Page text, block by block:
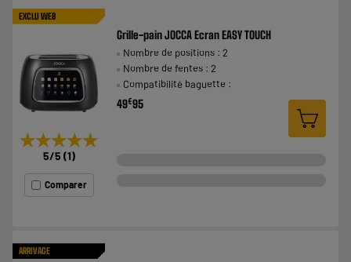
EXCLU WEB
★★★★★
★★★★★
5/5 (1)
Comparer
Grille-pain JOCCA Ecran EASY TOUCH
Nombre de positions : 2
Nombre de fentes : 2
Compatibilité baguette :
49€95
ARRIVAGE